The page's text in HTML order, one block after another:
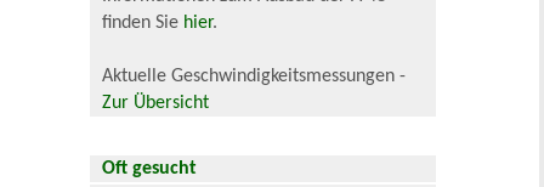
finden Sie hier.
Aktuelle Geschwindigkeitsmessungen -
Zur Übersicht
Oft gesucht